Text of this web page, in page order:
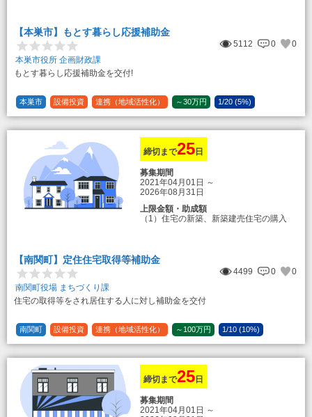
【本巣市】もとす暮らし応援補助金
5112 0
0
本巣市役所 企画財政課
もとす暮らし応援補助金を交付!
本巣市 設備投資 連携（地域活性化） ～30万円 1/20 (5%)
締切まで25 日
募集期間
2021年04月01日 ～
2026年08月31日
上限金額・助成額
（1）住宅の新築、新築建売住宅の購入
（2）中古住宅の購入 25万円
登録事業者利用の場合25万円加算（25
（3）住宅リフォーム 経費の20％の額
登録事業者利用の場合、経費の10%の
額を加算（限度額25万円） （最大で50万
円＋25万円加算＝75万円）
【南関町】定住住宅取得等補助金
4499 0
0
南関町役場 まちづくり課
住宅の取得等をされ居住する人に対し補助金を交付
南関町 設備投資 連携（地域活性化） ～100万円
1/10 (10%)
1/5 (20%)
定額
締切まで25 日
募集期間
2021年04月01日 ～